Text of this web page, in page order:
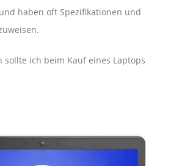
haben oft Spezifikationen und
sollte ich beim Kauf eines Laptops